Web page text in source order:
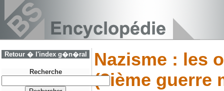
Retour � l'index g�n�ral
Recherche
Nazisme : les
(2ième guerre